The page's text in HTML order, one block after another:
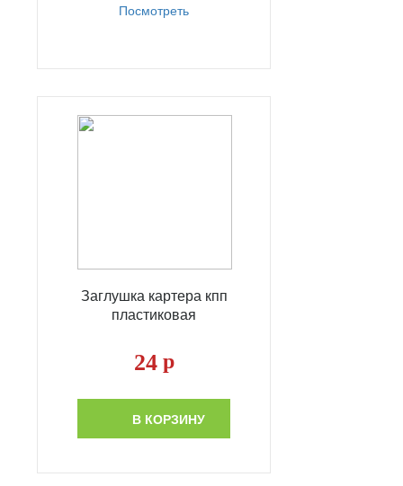
Посмотреть
Заглушка картера кпп
пластиковая
24р
В КОРЗИНУ